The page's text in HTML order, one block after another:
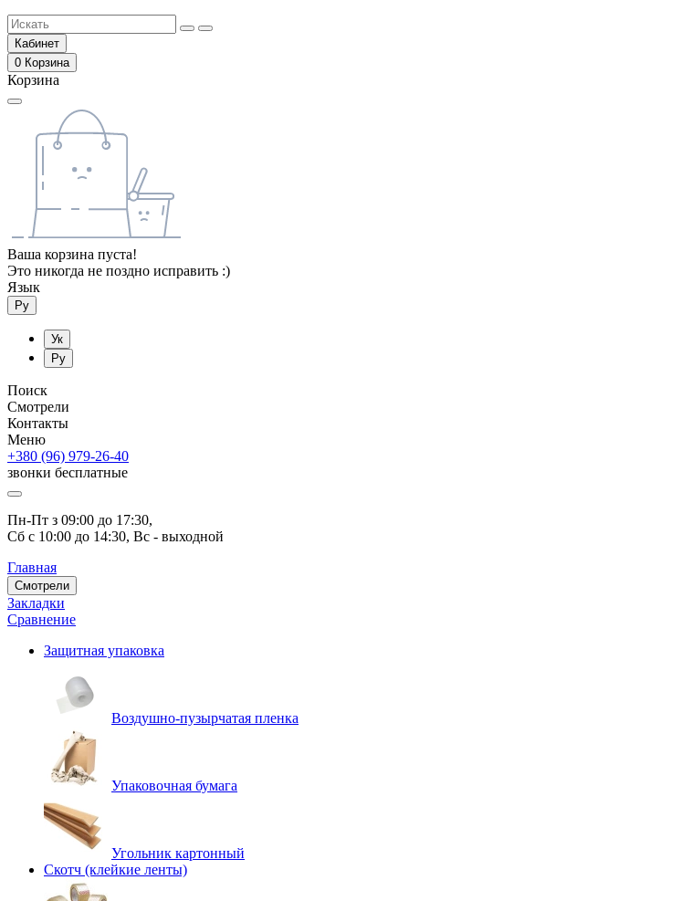
Кабинет
0 Корзина
Корзина
Ваша корзина пуста!
Это никогда не поздно исправить :)
Язык
Ру
Ук
Ру
Поиск
Смотрели
Контакты
Меню
+380 (96) 979-26-40
звонки бесплатные
Пн-Пт з 09:00 до 17:30,
Сб с 10:00 до 14:30, Вс - выходной
Главная
Смотрели
Закладки
Сравнение
Защитная упаковка
Воздушно-пузырчатая пленка
Упаковочная бумага
Угольник картонный
Скотч (клейкие ленты)